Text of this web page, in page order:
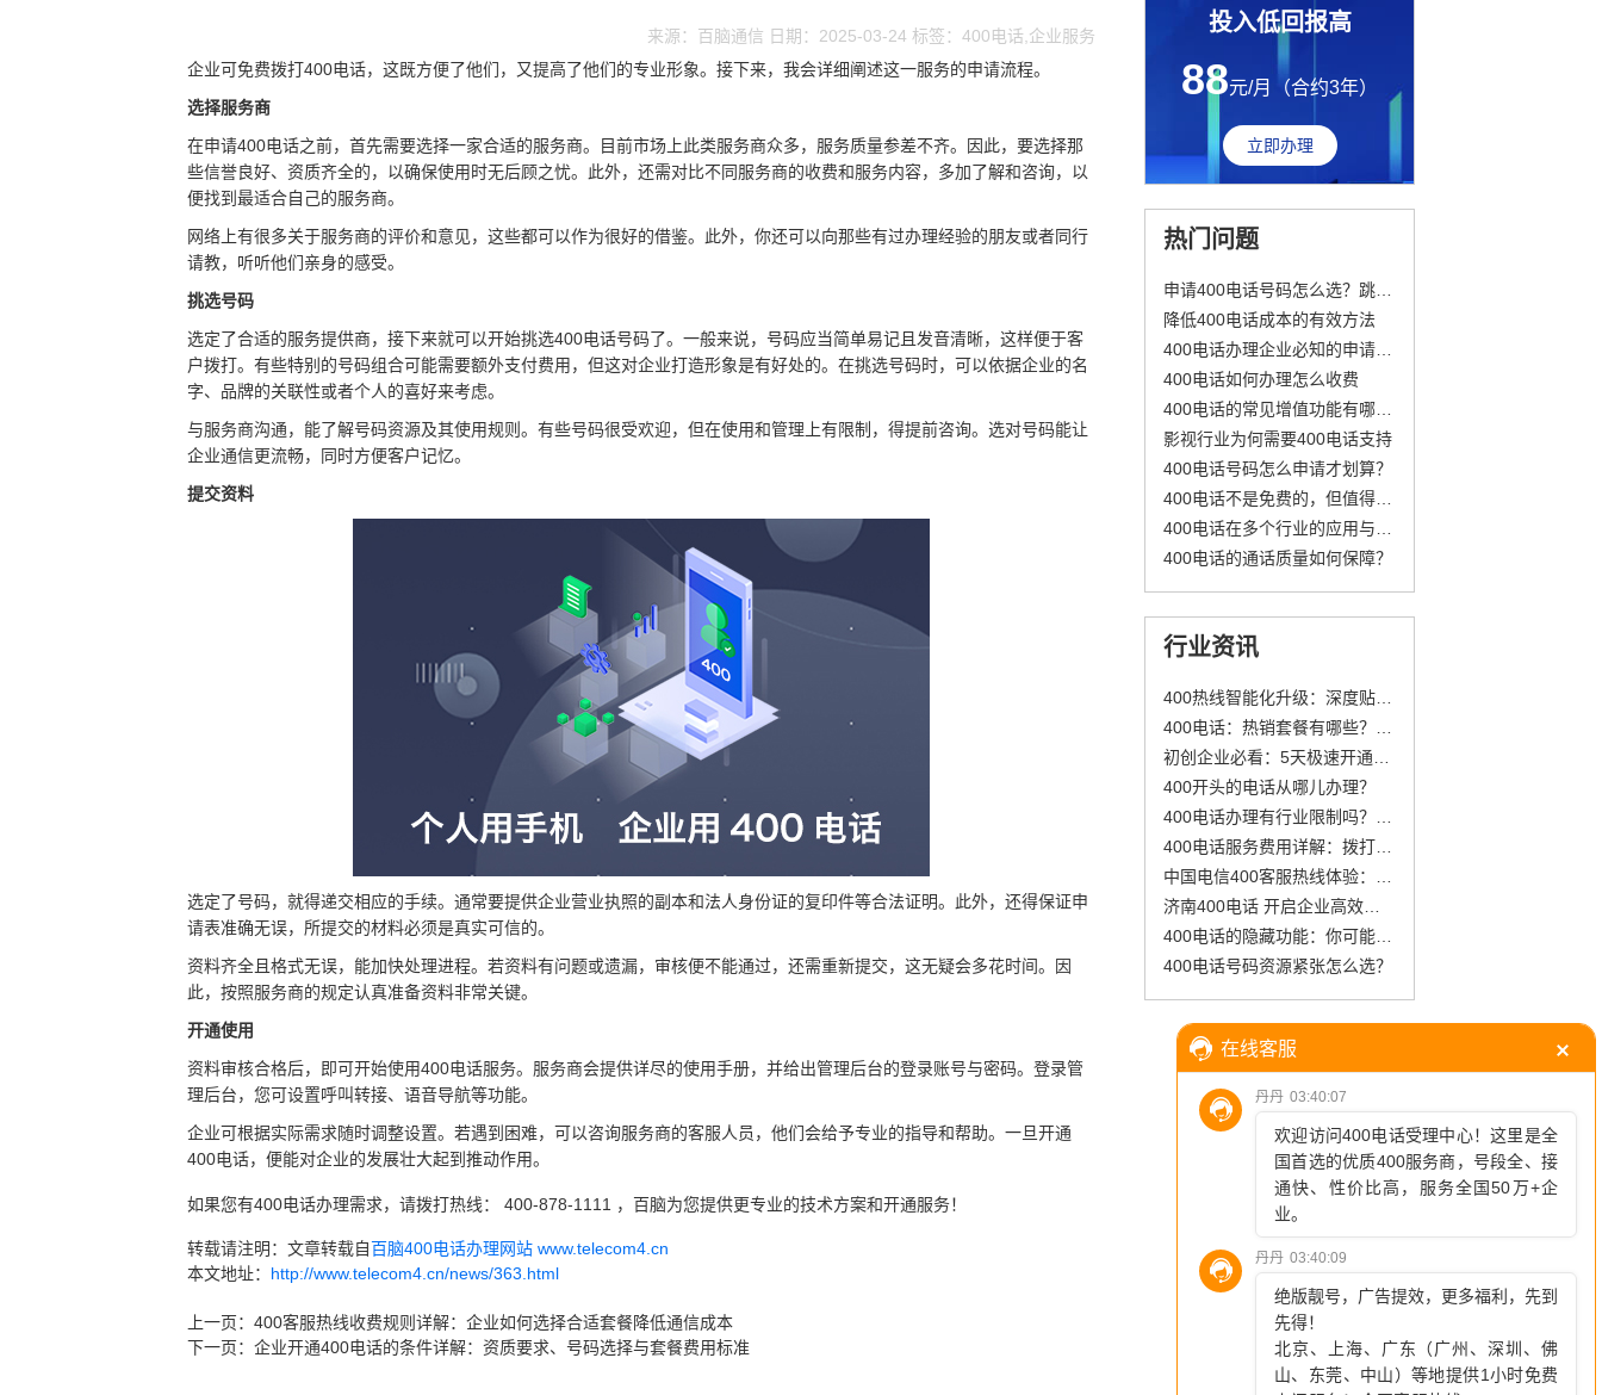
来源：百脑通信 日期：2025-03-24 标签：400电话,企业服务
企业可免费拨打400电话，这既方便了他们，又提高了他们的专业形象。接下来，我会详细阐述这一服务的申请流程。
选择服务商
在申请400电话之前，首先需要选择一家合适的服务商。目前市场上此类服务商众多，服务质量参差不齐。因此，要选择那
些信誉良好、资质齐全的，以确保使用时无后顾之忧。此外，还需对比不同服务商的收费和服务内容，多加了解和咨询，以
便找到最适合自己的服务商。
网络上有很多关于服务商的评价和意见，这些都可以作为很好的借鉴。此外，你还可以向那些有过办理经验的朋友或者同行
请教，听听他们亲身的感受。
挑选号码
选定了合适的服务提供商，接下来就可以开始挑选400电话号码了。一般来说，号码应当简单易记且发音清晰，这样便于客
户拨打。有些特别的号码组合可能需要额外支付费用，但这对企业打造形象是有好处的。在挑选号码时，可以依据企业的名
字、品牌的关联性或者个人的喜好来考虑。
与服务商沟通，能了解号码资源及其使用规则。有些号码很受欢迎，但在使用和管理上有限制，得提前咨询。选对号码能让
企业通信更流畅，同时方便客户记忆。
提交资料
选定了号码，就得递交相应的手续。通常要提供企业营业执照的副本和法人身份证的复印件等合法证明。此外，还得保证申
请表准确无误，所提交的材料必须是真实可信的。
资料齐全且格式无误，能加快处理进程。若资料有问题或遗漏，审核便不能通过，还需重新提交，这无疑会多花时间。因
此，按照服务商的规定认真准备资料非常关键。
开通使用
资料审核合格后，即可开始使用400电话服务。服务商会提供详尽的使用手册，并给出管理后台的登录账号与密码。登录管
理后台，您可设置呼叫转接、语音导航等功能。
企业可根据实际需求随时调整设置。若遇到困难，可以咨询服务商的客服人员，他们会给予专业的指导和帮助。一旦开通
400电话，便能对企业的发展壮大起到推动作用。
如果您有400电话办理需求，请拨打热线： 400-878-1111 ，百脑为您提供更专业的技术方案和开通服务！
转载请注明：文章转载自百脑400电话办理网站 www.telecom4.cn
本文地址： http://www.telecom4.cn/news/363.html
上一页： 400客服热线收费规则详解：企业如何选择合适套餐降低通信成本
下一页： 企业开通400电话的条件详解：资质要求、号码选择与套餐费用标准
投入低回报高
88元/月（合约3年）
立即办理
热门问题
降低400电话成本的有效方法
400电话如何办理怎么收费
影视行业为何需要400电话支持
400电话号码怎么申请才划算？
400电话的通话质量如何保障？
行业资讯
400开头的电话从哪儿办理？
400电话号码资源紧张怎么选？